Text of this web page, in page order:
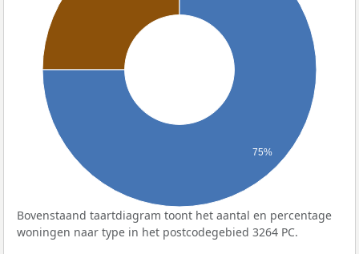
75%
Bovenstaand taartdiagram toont het aantal en percentage
woningen naar type in het postcodegebied 3264 PC.